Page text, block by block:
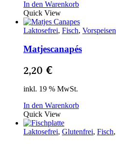
In den Warenkorb
Quick View
Laktosefrei, Fisch, Vorspeisen
Matjescanapés
2,20 €
inkl. 19 % MwSt.
In den Warenkorb
Quick View
Laktosefrei, Glutenfrei, Fisch,